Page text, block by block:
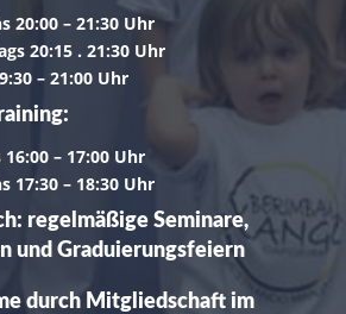
20:00 – 21:30 Uhr
20:15 . 21:30 Uhr
– 21:00 Uhr
– 17:00 Uhr
17:30 – 18:30 Uhr
regelmäßige Seminare,
und Graduierungsfeiern
durch Mitgliedschaft im